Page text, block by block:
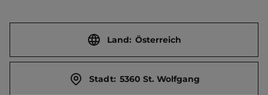
Schiffsanlegestelle in unmittelbarer Nähe.
Ferienwohnung.  Zentrum 800 m entfernt.
Land: Österreich
Stadt: 5360 St. Wolfgang